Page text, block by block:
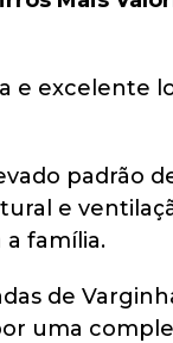
e excelente
padrão
e
família.
de
uma